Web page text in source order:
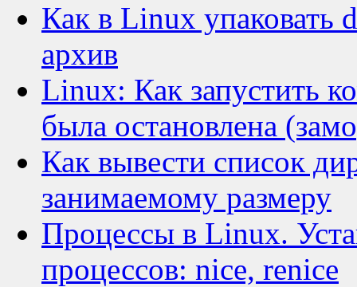
Как в Linux упаковать
архив
Linux: Как запустить
была остановлена
Как вывести список
занимаемому размеру
Процессы в Linux.
процессов: nice, renice